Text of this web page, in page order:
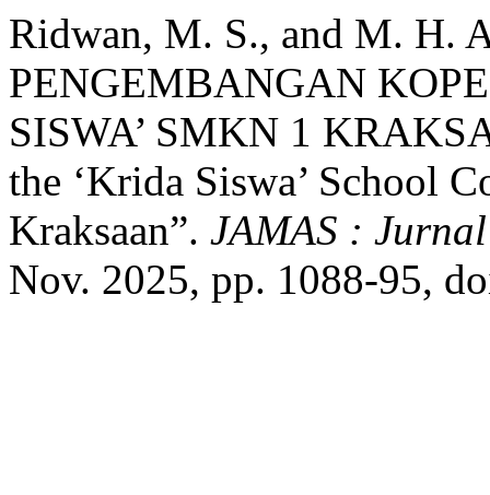
Ridwan, M. S., and M. H.
PENGEMBANGAN
SISWA’ SMKN 1
the ‘Krida Siswa’ School
Kraksaan”. JAMAS :
Nov. 2025, pp. 1088-95,